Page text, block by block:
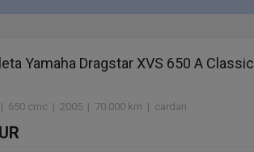
Yamaha Dragstar XVS 650 A Classic
| 650 cmc | 2005 | 70.000 km | cardan